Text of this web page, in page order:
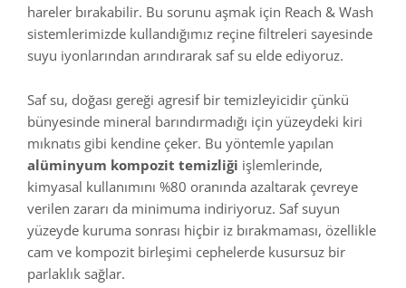
hareler bırakabilir. Bu sorunu aşmak için Reach & Wash
sistemlerimizde kullandığımız reçine filtreleri sayesinde
suyu iyonlarından arındırarak saf su elde ediyoruz.
Saf su, doğası gereği agresif bir temizleyicidir çünkü
bünyesinde mineral barındırmadığı için yüzeydeki kiri
mıknatıs gibi kendine çeker. Bu yöntemle yapılan
alüminyum kompozit temizliği işlemlerinde,
kimyasal kullanımını %80 oranında azaltarak çevreye
verilen zararı da minimuma indiriyoruz. Saf suyun
yüzeyde kuruma sonrası hiçbir iz bırakmaması, özellikle
cam ve kompozit birleşimi cephelerde kusursuz bir
parlaklık sağlar.